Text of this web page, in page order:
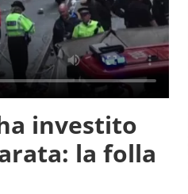
investito
la folla